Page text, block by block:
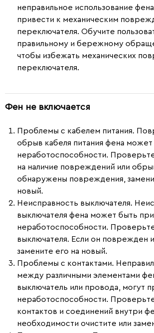
неправильное использование
привести к механическим
переключателя. Обучите
правильному и бережному
чтобы избежать механических
переключателя.
Фен не включается
Проблемы с кабелем питания.
обрыв кабеля питания фена может
неработоспособности.
на наличие повреждений или
обнаружены повреждения,
новый.
Неисправность выключателя.
выключателя фена может быть
неработоспособности.
выключателя. Если он поврежден
замените его на новый.
Проблемы с контактами.
между различными элементами
выключатель или провода, могут
неработоспособности.
контактов и соединений внутри
необходимости очистите или